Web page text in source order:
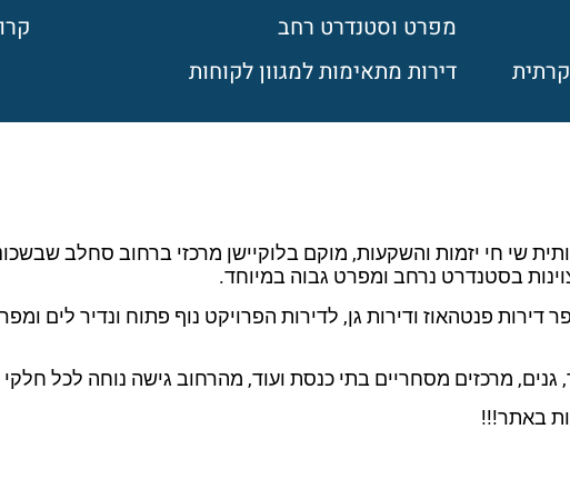
מפרט וסטנדרט רחב
דירות מתאימות למגוון לקוחות
האיכותית שי חי יזמות והשקעות, מוקם בלוקיישן מרכזי ברחוב סחלב
בסטנדרט נרחב ומפרט גבוה במיוחד.
של 3, 4, ו5 חדרים ומספר דירות פנטהאוז ודירות גן, לדירות הפרויקט נוף פתוח
גנים, מרכזים מסחריים בתי כנסת ועוד, מהרחוב גישה נוחה לכל חלקי
באתר!!!